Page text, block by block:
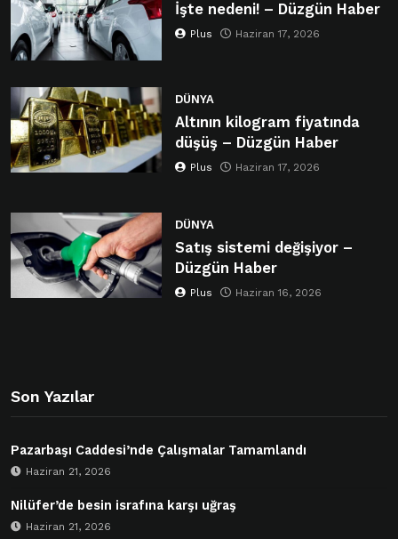
İşte nedeni! – Düzgün Haber
Plus Haziran 17, 2026
DÜNYA
Altının kilogram fiyatında
düşüş – Düzgün Haber
Plus Haziran 17, 2026
DÜNYA
Satış sistemi değişiyor –
Düzgün Haber
Plus Haziran 16, 2026
Son Yazılar
Pazarbaşı Caddesi’nde Çalışmalar Tamamlandı
Haziran 21, 2026
Nilüfer’de besin israfına karşı uğraş
Haziran 21, 2026